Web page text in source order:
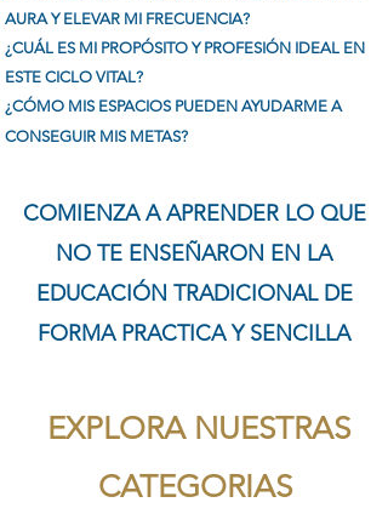
AURA Y ELEVAR MI FRECUENCIA?
¿CUÁL ES MI PROPÓSITO Y PROFESIÓN IDEAL EN
ESTE CICLO VITAL?
¿CÓMO MIS ESPACIOS PUEDEN AYUDARME A
CONSEGUIR MIS METAS?
COMIENZA A APRENDER LO QUE
NO TE ENSEÑARON EN LA
EDUCACIÓN TRADICIONAL DE
FORMA PRACTICA Y SENCILLA
EXPLORA NUESTRAS
CATEGORIAS